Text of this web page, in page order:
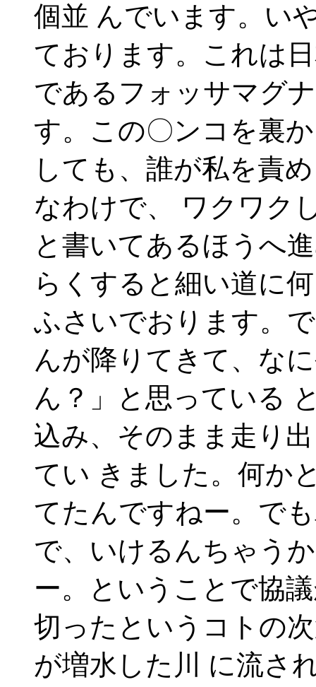
個並 んでいます。い
ております。これは
であるフォッサマグ
す。この〇ンコを裏
しても、誰が私を責
なわけで、 ワクワク
と書いてあるほうへ
らくすると細い道に
ふさいでおります。
んが降りてきて、な
ん？」と思っている
込み、そのまま走り
てい きました。何か
てたんですねー。で
で、いけるんちゃう
ー。ということで協
切ったというコトの
が増水した川 に流さ